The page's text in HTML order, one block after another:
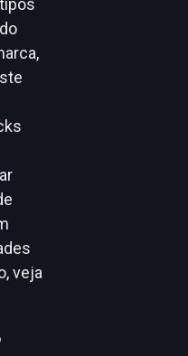
veja